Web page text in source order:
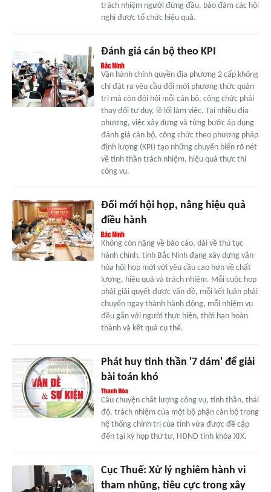
trách nhiệm người đứng đầu, bảo đảm các hội
nghị được tổ chức hiệu quả.
Đánh giá cán bộ theo KPI
Vận hành chính quyền địa phương 2 cấp không
chỉ đặt ra yêu cầu đổi mới phương thức quản
trị mà còn đòi hỏi mỗi cán bộ, công chức phải
thay đổi tư duy, lề lối làm việc. Tại nhiều địa
phương, việc xây dựng và từng bước áp dụng
đánh giá cán bộ, công chức theo phương pháp
định lượng (KPI) tạo những chuyển biến rõ nét
về tinh thần trách nhiệm, hiệu quả thực thi
công vụ.
Đổi mới hội họp, nâng hiệu quả
điều hành
Không còn nặng về báo cáo, dài về thủ tục
hành chính, tỉnh Bắc Ninh đang xây dựng văn
hóa hội họp mới với yêu cầu cao hơn về chất
lượng, hiệu quả và trách nhiệm. Mỗi cuộc họp
phải giải quyết được vấn đề, mỗi kết luận phải
chuyển ngay thành hành động, mỗi nhiệm vụ
đều gắn với người thực hiện, thời hạn hoàn
thành và kết quả cụ thể.
Phát huy tinh thần '7 dám' để giải
bài toán khó
Câu chuyện chất lượng công vụ, tinh thần, thái
độ, trách nhiệm của một bộ phận cán bộ trong
hệ thống chính trị của tỉnh vừa được đề cập
đến tại kỳ họp thứ tư, HĐND tỉnh khóa XIX.
Cục Thuế: Xử lý nghiêm hành vi
tham nhũng, tiêu cực trong xây